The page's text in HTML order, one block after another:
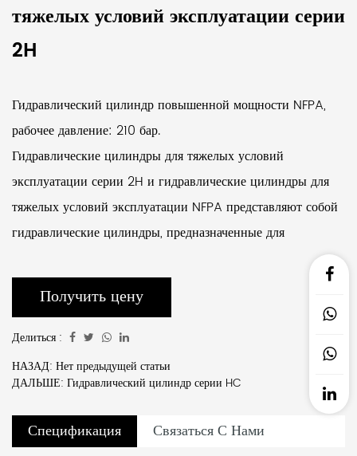
тяжелых условий эксплуатации серии
2H
Гидравлический цилиндр повышенной мощности NFPA,
рабочее давление: 210 бар.
Гидравлические цилиндры для тяжелых условий
эксплуатации серии 2H и гидравлические цилиндры для
тяжелых условий эксплуатации NFPA представляют собой
гидравлические цилиндры, предназначенные для
выдерживания высоких давлений и нагрузок и широко
используемые в промышленности, где требуется высокая
тяга и стабильность. Они рассчитаны на высокие нагрузки
и подходят для тяжелой техники и оборудования. Они
изготовлены из высокопрочных материалов,
обеспечивающих устойчивость конструкции под высоким
давлением. Сохраняя высокую несущую способность, они
минимизированы для размещения приложений с
Получить цену
Делиться :
НАЗАД: Нет предыдущей статьи
ДАЛЬШЕ: Гидравлический цилиндр серии HC
Спецификация Связаться С Нами